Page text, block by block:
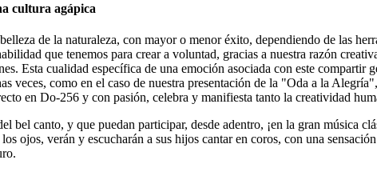
cultura agápica
de la naturaleza, con mayor o menor éxito, dependiendo de las
que tenemos para crear a voluntad, gracias a nuestra razón
Esta cualidad específica de una emoción asociada con este compartir
veces, como en el caso de nuestra presentación de la "Oda a la
en Do-256 y con pasión, celebra y manifiesta tanto la creatividad
canto, y que puedan participar, desde adentro, ¡en la gran música
ojos, verán y escucharán a sus hijos cantar en coros, con una